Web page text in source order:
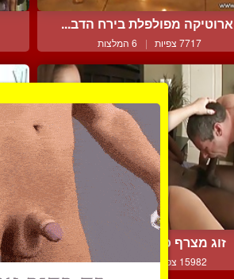
ארוטיקה מפולפלת בירח הדב...
7717 צפיות | 6 המלצות
זוג מצרף כושי למיטה ושני...
15982 צפיות | 12 המלצות